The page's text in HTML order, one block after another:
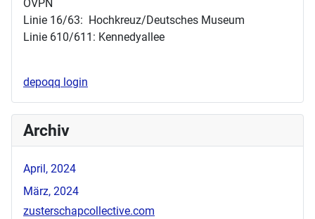
ÖVPN
Linie 16/63: Hochkreuz/Deutsches Museum
Linie 610/611: Kennedyallee
depoqq login
Archiv
April, 2024
März, 2024
zusterschapcollective.com